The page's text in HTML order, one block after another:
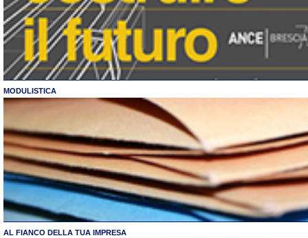
MODULISTICA
AL FIANCO DELLA TUA IMPRESA